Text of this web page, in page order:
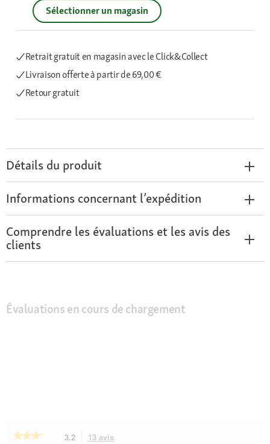
Sélectionner un magasin
Retrait gratuit en magasin avec le Click&Collect
Livraison offerteà partir de 69,00 €
Retour gratuit
Détails du produit
Informations concernant l’expédition
Comprendre les évaluations et les avis des
clients
Évaluations en cours de chargement
★★★★★
★★★★★ 3.2 13 avis